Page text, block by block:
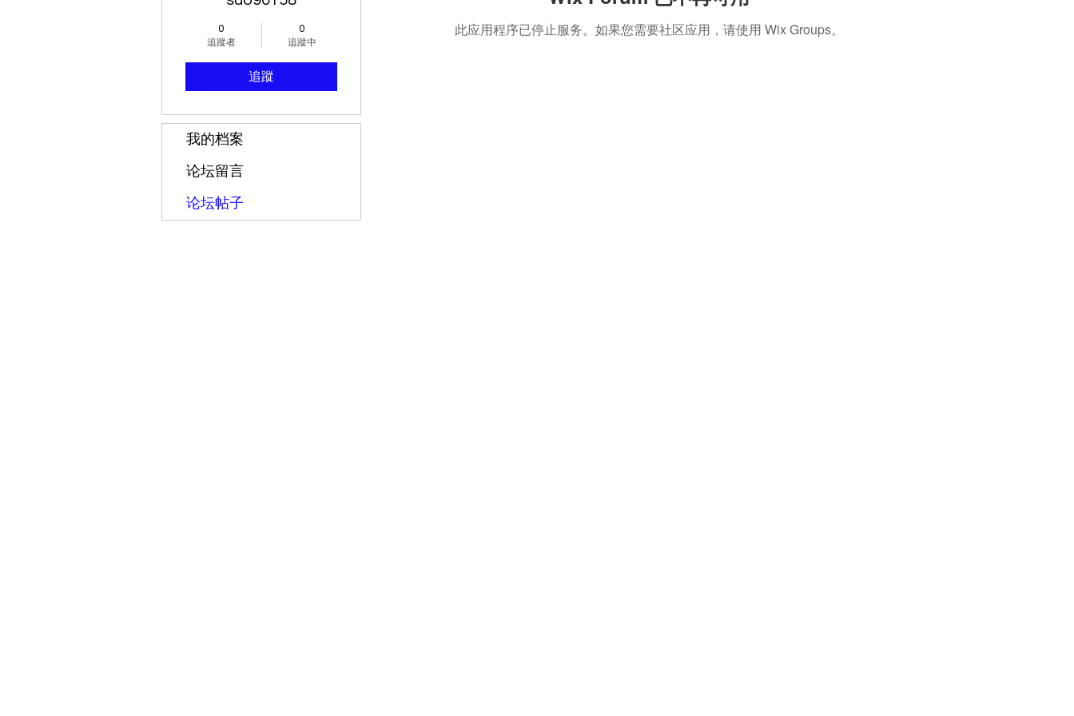
此应用程序已停止服务。如果您需要社区应用，请使用 Wix Groups。
0
追蹤者
0
追蹤中
追蹤
我的档案
论坛留言
论坛帖子